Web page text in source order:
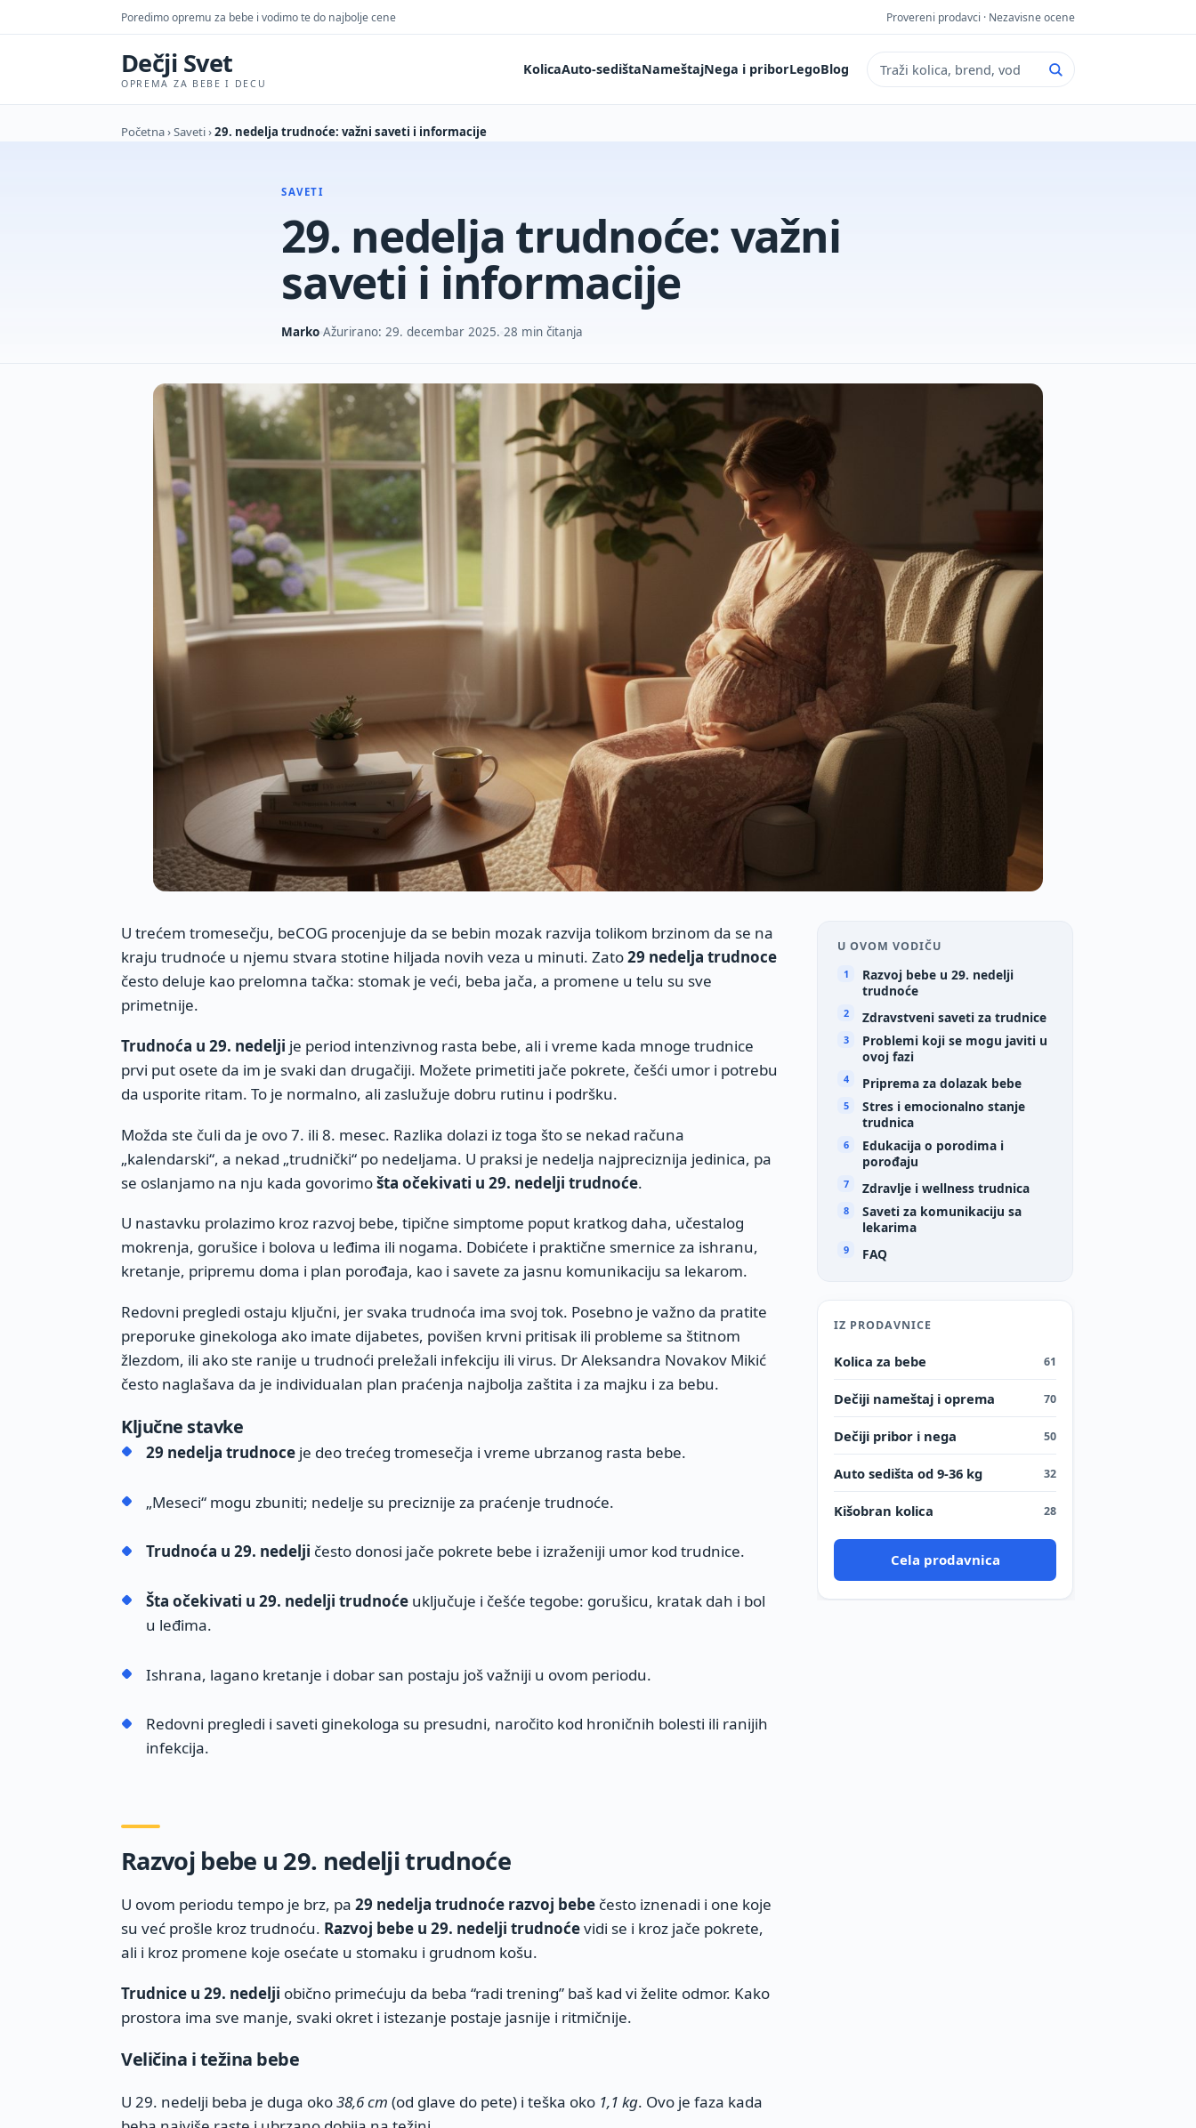
Poredimo opremu za bebe i vodimo te do najbolje cene Provereni prodavci · Nezavisne ocene
Dečji Svet
OPREMA ZA BEBE I DECU
KolicaAuto-sedištaNameštajNega i priborLegoBlog
Pretraga sajta
Početna›Saveti›29. nedelja trudnoće: važni saveti i informacije
SAVETI
29. nedelja trudnoće: važni
saveti i informacije
Marko Ažurirano: 29. decembar 2025. 28 min čitanja
U trećem tromesečju, beCOG procenjuje da se bebin mozak razvija tolikom brzinom da se na
kraju trudnoće u njemu stvara stotine hiljada novih veza u minuti. Zato29 nedelja trudnoce
često deluje kao prelomna tačka: stomak je veći, beba jača, a promene u telu su sve
primetnije.
Trudnoća u 29. nedelji je period intenzivnog rasta bebe, ali i vreme kada mnoge trudnice
prvi put osete da im je svaki dan drugačiji. Možete primetiti jače pokrete, češći umor i potrebu
da usporite ritam. To je normalno, ali zaslužuje dobru rutinu i podršku.
Možda ste čuli da je ovo 7. ili 8. mesec. Razlika dolazi iz toga što se nekad računa
„kalendarski“, a nekad „trudnički“ po nedeljama. U praksi je nedelja najpreciznija jedinica, pa
se oslanjamo na nju kada govorimošta očekivati u 29. nedelji trudnoće.
U nastavku prolazimo kroz razvoj bebe, tipične simptome poput kratkog daha, učestalog
mokrenja, gorušice i bolova u leđima ili nogama. Dobićete i praktične smernice za ishranu,
kretanje, pripremu doma i plan porođaja, kao i savete za jasnu komunikaciju sa lekarom.
Redovni pregledi ostaju ključni, jer svaka trudnoća ima svoj tok. Posebno je važno da pratite
preporuke ginekologa ako imate dijabetes, povišen krvni pritisak ili probleme sa štitnom
žlezdom, ili ako ste ranije u trudnoći preležali infekciju ili virus. Dr Aleksandra Novakov Mikić
često naglašava da je individualan plan praćenja najbolja zaštita i za majku i za bebu.
Ključne stavke
29 nedelja trudnoce je deo trećeg tromesečja i vreme ubrzanog rasta bebe.
„Meseci“ mogu zbuniti; nedelje su preciznije za praćenje trudnoće.
Trudnoća u 29. nedelji često donosi jače pokrete bebe i izraženiji umor kod trudnice.
Šta očekivati u 29. nedelji trudnoće uključuje i češće tegobe: gorušicu, kratak dah i bol
u leđima.
Ishrana, lagano kretanje i dobar san postaju još važniji u ovom periodu.
Redovni pregledi i saveti ginekologa su presudni, naročito kod hroničnih bolesti ili ranijih
infekcija.
Razvoj bebe u 29. nedelji trudnoće
U ovom periodu tempo je brz, pa 29 nedelja trudnoće razvoj bebe često iznenadi i one koje
su već prošle kroz trudnoću. Razvoj bebe u 29. nedelji trudnoćevidi se i kroz jače pokrete,
ali i kroz promene koje osećate u stomaku i grudnom košu.
Trudnice u 29. nedelji obično primećuju da beba “radi trening” baš kad vi želite odmor. Kako
prostora ima sve manje, svaki okret i istezanje postaje jasnije i ritmičnije.
Veličina i težina bebe
U 29. nedelji beba je duga oko38,6 cm (od glave do pete) i teška oko 1,1 kg. Ovo je faza kada
U OVOM VODIČU
Razvoj bebe u 29. nedelji
trudnoće
Zdravstveni saveti za trudnice
Problemi koji se mogu javiti u
ovoj fazi
Priprema za dolazak bebe
Stres i emocionalno stanje
trudnica
Edukacija o porodima i
porođaju
Zdravlje i wellness trudnica
Saveti za komunikaciju sa
lekarima
FAQ
IZ PRODAVNICE
Kolica za bebe 61
Dečiji nameštaj i oprema 70
Dečiji pribor i nega 50
Auto sedišta od 9-36 kg 32
Kišobran kolica 28
Cela prodavnica